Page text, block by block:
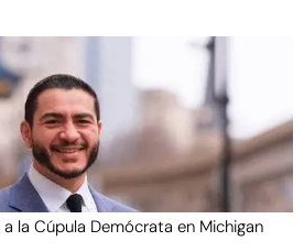
la Cúpula Demócrata en Michigan